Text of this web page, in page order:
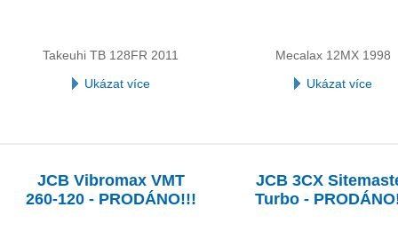
Takeuhi TB 128FR 2011
Ukázat více
Mecalax 12MX 1998
Ukázat více
JCB Vibromax VMT
260-120 - PRODÁNO!!!
JCB 3CX
Turbo -